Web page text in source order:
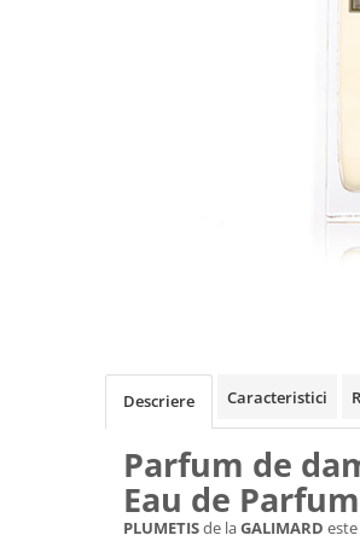
Igiena Orala
Descriere Caracteristici
Parfum de
Eau de
PLUMETISde laGALIMARD